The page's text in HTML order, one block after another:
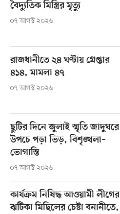
বৈদ্যুতিক মিস্ত্রির মৃত্যু
০৭ আগস্ট ২০২৬
রাজধানীতে ২৪ ঘণ্টায় গ্রেপ্তার
৪১৪, মামলা ৪৭
০৭ আগস্ট ২০২৬
ছুটির দিনে জুলাই স্মৃতি জাদুঘরে
উপচে পড়া ভিড়, বিশৃঙ্খলা–
ভোগান্তি
০৭ আগস্ট ২০২৬
কার্যক্রম নিষিদ্ধ আওয়ামী লীগের
ঝটিকা মিছিলের চেষ্টা বনানীতে,